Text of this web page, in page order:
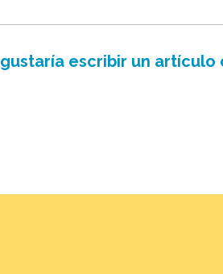
escribir un